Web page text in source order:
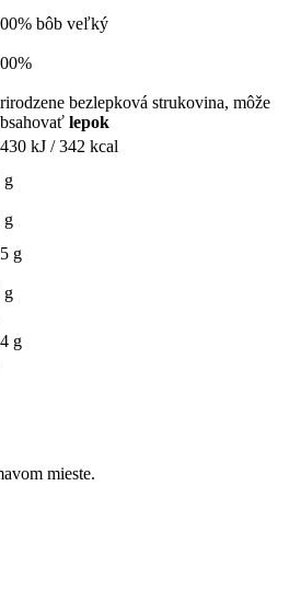
bôb veľký
bezlepková strukovina, môže
lepok
kJ / 342 kcal
g
g
g
g
g
mieste.